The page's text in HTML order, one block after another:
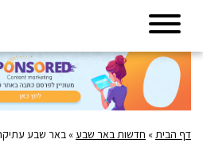
דף הבית» חדשות באר שבע» באר שבע